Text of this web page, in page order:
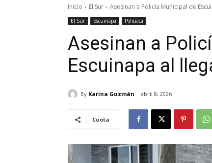
Inicio El Sur Asesinan a Policía Municipal de
El Sur Escuinapa Policiaca
Asesinan a
Escuinapa al
By Karina Guzmán abril 8, 2026
Cuota